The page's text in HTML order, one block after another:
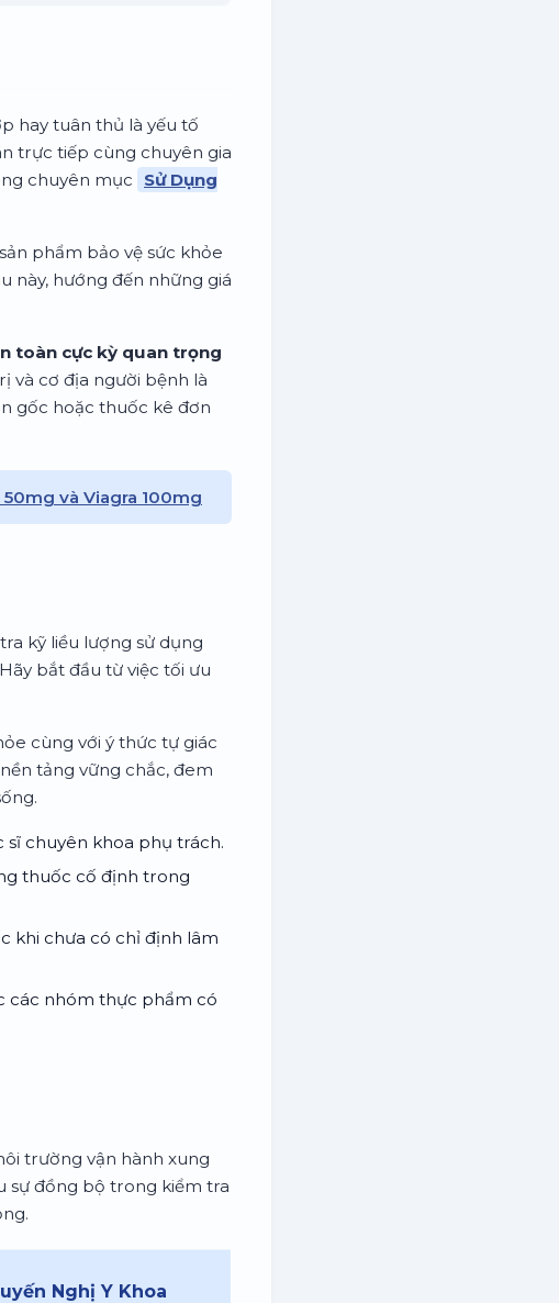
hay tuân thủ là yếu tố
trực tiếp cùng chuyên gia
chuyên mục
Sử Dụng
phẩm bảo vệ sức khỏe
này, hướng đến những giá
toàn cực kỳ quan trọng
và cơ địa người bệnh là
gốc hoặc thuốc kê đơn
và Viagra 100mg
kỹ liều lượng sử dụng
bắt đầu từ việc tối ưu
cùng với ý thức tự giác
tảng vững chắc, đem
chuyên khoa phụ trách.
thuốc cố định trong
khi chưa có chỉ định lâm
các nhóm thực phẩm có
trường vận hành xung
sự đồng bộ trong kiểm tra
Nghị Y Khoa